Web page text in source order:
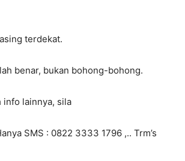
terdekat.
benar, bukan bohong-bohong.
info lainnya, sila
SMS : 0822 3333 1796 ,.. Trm’s